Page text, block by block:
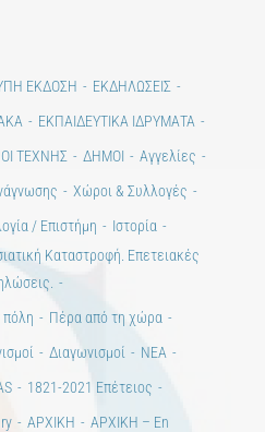
ΕΚΔΟΣΗ
ΕΚΔΗΛΩΣΕΙΣ
ΕΚΠΑΙΔΕΥΤΙΚΑ ΙΔΡΥΜΑΤΑ
ΤΕΧΝΗΣ ΔΗΜΟΙ
Αγγελίες
Χώροι & Συλλογές
/ Επιστήμη
Ιστορία
Καταστροφή. Επετειακές
πόλη
Πέρα από τη χώρα
Διαγωνισμοί
ΝΕΑ
1821-2021 Επέτειος
ΑΡΧΙΚΗ ΑΡΧΙΚΗ – En